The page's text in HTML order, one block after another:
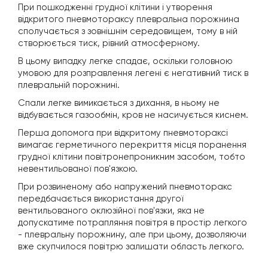
При пошкодженні грудної клітини і утворення
відкритого пневмотораксу плевральна порожнина
сполучається з зовнішнім середовищем, тому в ній
створюється тиск, рівний атмосферному.
В цьому випадку легке спадає, оскільки головною
умовою для розправлення легені є негативний тиск в
плевральній порожнині.
Спали легке вимикається з дихання, в ньому не
відбувається газообмін, кров не насичується киснем.
Перша допомога при відкритому пневмотораксі
вимагає герметичного перекриття місця поранення
грудної клітини повітронепроникним засобом, тобто
невентильованої пов'язкою.
При розвиненому або напружений пневмоторакс
передбачається використання другої
вентильованого оклюзійної пов'язки, яка не
допускатиме потрапляння повітря в простір легкого
- плевральну порожнину, але при цьому, дозволяючи
вже скупчилося повітрю залишати область легкого.